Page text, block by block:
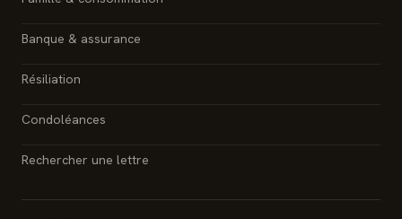
Banque & assurance
Résiliation
Condoléances
Rechercher une lettre